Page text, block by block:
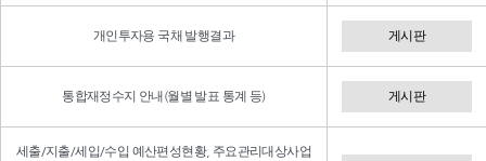
개인투자용 국채 발행결과 게시판
통합재정수지 안내(월별 발표 통계 등) 게시판
세출/지출/세입/수입 예산편성현황, 주요관리대상사업